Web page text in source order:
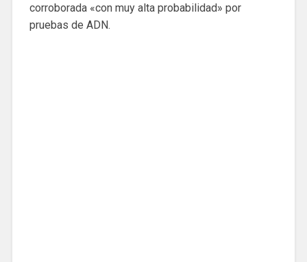
corroborada «con muy alta probabilidad» por
pruebas de ADN.